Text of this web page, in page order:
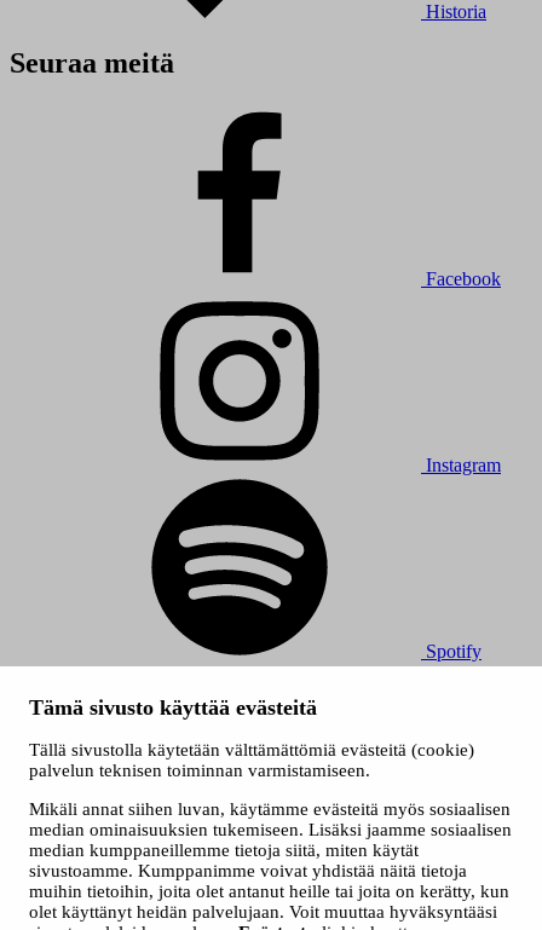
Tämä sivusto käyttää evästeitä
Tällä sivustolla käytetään välttämättömiä evästeitä (cookie)
palvelun teknisen toiminnan varmistamiseen.
Mikäli annat siihen luvan, käytämme evästeitä myös sosiaalisen
median ominaisuuksien tukemiseen. Lisäksi jaamme sosiaalisen
median kumppaneillemme tietoja siitä, miten käytät
sivustoamme. Kumppanimme voivat yhdistää näitä tietoja
muihin tietoihin, joita olet antanut heille tai joita on kerätty, kun
olet käyttänyt heidän palvelujaan. Voit muuttaa hyväksyntääsi
Historia
Seuraa meitä
Facebook
Instagram
Spotify
Kaikki oikeudet muutoksiin pidätetään.
Saavutettavuusseloste
Tietosuojaselosteet